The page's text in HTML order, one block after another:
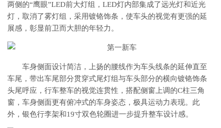
两侧的“鹰眼”LED前大灯组，LED灯内部集成了远光灯和近光
灯，取消了雾灯组，采用镀铬饰条，使车头的视觉有更强的延
展感，彰显前卫而大胆的年轻力。
车身侧面设计简洁，上扬的腰线作为车头线条的延伸直至
车尾，带出车尾部分贯穿式尾灯组与车头部分的横向镀铬饰条
头尾呼应，行车整车的视觉连贯性，搭配侧窗上调的C柱三角
窗，车身侧面更有俯冲式的车身姿态，极具运动力表现。此
外，银色行李架和19寸双色轮圈进一步提升整车设计感。